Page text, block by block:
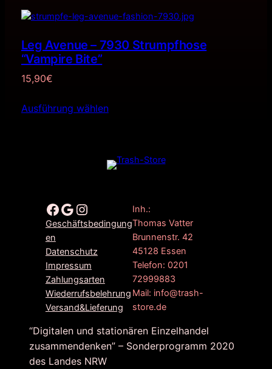
Leg Avenue – 7930 Strumpfhose
“Vampire Bite”
15,90€
Ausführung wählen
Facebook Google Instagram
Geschäftsbedingung
en
Datenschutz
Impressum
Zahlungsarten
Wiederrufsbelehrung
Versand&Lieferung
Inh.:
Thomas Vatter
Brunnenstr. 42
45128 Essen
Telefon: 0201
72999883
Mail: info@trash-
store.de
“Digitalen und stationären Einzelhandel
zusammendenken” – Sonderprogramm 2020
des Landes NRW